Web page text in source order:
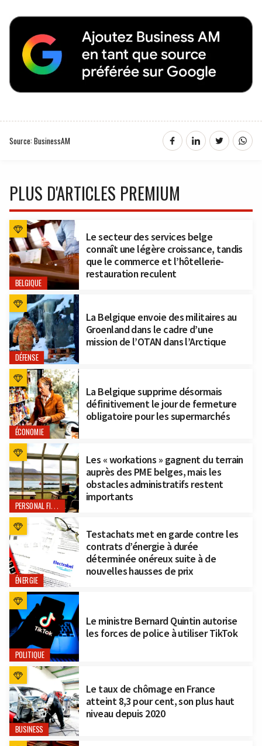
Source: BusinessAM
PLUS D'ARTICLES PREMIUM
BELGIQUE
Le secteur des services belge
connaît une légère croissance, tandis
que le commerce et l’hôtellerie-
restauration reculent
DÉFENSE
La Belgique envoie des militaires au
Groenland dans le cadre d’une
mission de l’OTAN dans l’Arctique
ÉCONOMIE
La Belgique supprime désormais
définitivement le jour de fermeture
obligatoire pour les supermarchés
PERSONAL FINANCE
Les « workations » gagnent du terrain
auprès des PME belges, mais les
obstacles administratifs restent
importants
ÉNERGIE
Testachats met en garde contre les
contrats d’énergie à durée
déterminée onéreux suite à de
nouvelles hausses de prix
POLITIQUE
Le ministre Bernard Quintin autorise
les forces de police à utiliser TikTok
BUSINESS
Le taux de chômage en France
atteint 8,3 pour cent, son plus haut
niveau depuis 2020